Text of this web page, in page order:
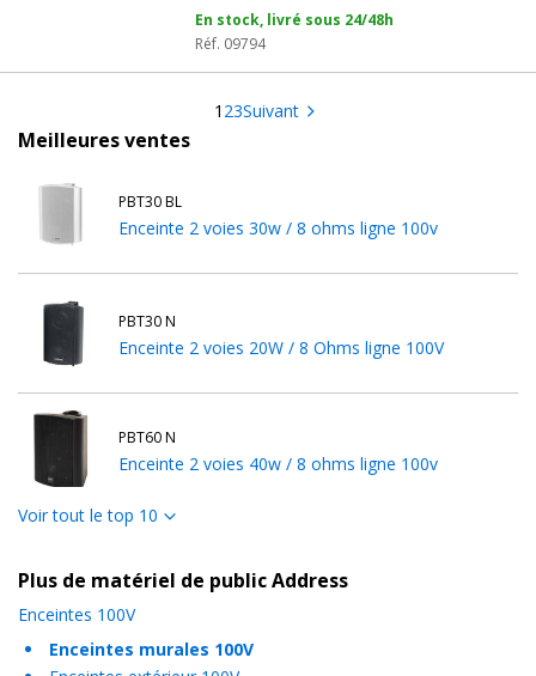
Meilleures ventes
PBT30 BL
Enceinte 2 voies 30w / 8 ohms ligne 100v
PBT30 N
Enceinte 2 voies 20W / 8 Ohms ligne 100V
PBT60 N
Enceinte 2 voies 40w / 8 ohms ligne 100v
Enceinte 2 voies 40W - 8 ohms / Ligne 100V
Voir tout le top 10
Plus de matériel de public Address
Enceintes 100V
Enceintes murales 100V
En stock, livré sous 24/48h
Réf. 09794
1 23Suivant